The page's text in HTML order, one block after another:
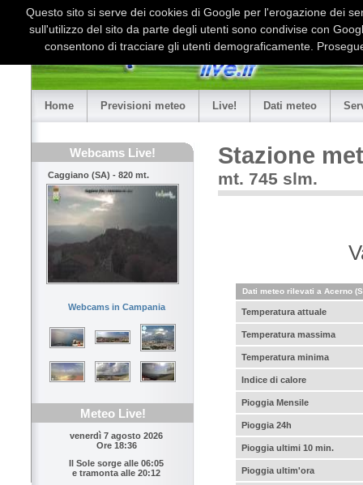
Home Previsioni meteo Live! Dati meteo
Webcams Live!
Caggiano (SA) - 820 mt.
Webcams in Campania
Meteo Live!
venerdì 7 agosto 2026
Ore 18:36
Il Sole sorge alle 06:05
e tramonta alle 20:12
Stazione
mt. 745 slm.
Dati meteo rilevati a Acerno
Temperatura attuale
Temperatura massima
Temperatura minima
Indice di calore
Pioggia Mensile
Pioggia 24h
Pioggia ultimi 10 min.
Pioggia ultim'ora
Questo sito si serve dei cookies di Google per l'erogazione dei
sull'utilizzo del sito da parte degli utenti sono condivise con
consentono di tracciare gli utenti demograficamente.